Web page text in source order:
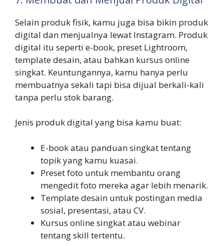
Selain produk fisik, kamu juga bisa bikin produk
digital dan menjualnya lewat Instagram. Produk
digital itu seperti e-book, preset Lightroom,
template desain, atau bahkan kursus online
singkat. Keuntungannya, kamu hanya perlu
membuatnya sekali tapi bisa dijual berkali-kali
tanpa perlu stok barang.
Jenis produk digital yang bisa kamu buat:
E-book atau panduan singkat tentang
topik yang kamu kuasai.
Preset foto untuk membantu orang
mengedit foto mereka agar lebih menarik.
Template desain untuk postingan media
sosial, presentasi, atau CV.
Kursus online singkat atau webinar
tentang skill tertentu.